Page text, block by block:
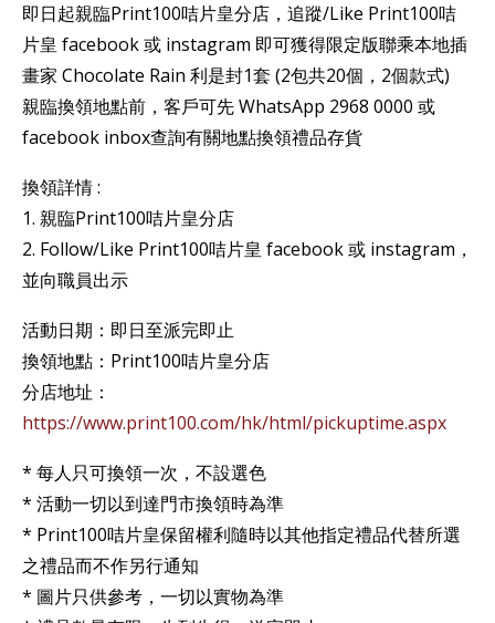
即日起親臨Print100咭片皇分店，追蹤/Like Print100咭
片皇 facebook 或 instagram 即可獲得限定版聯乘本地插
畫家 Chocolate Rain 利是封1套 (2包共20個，2個款式)
親臨換領地點前，客戶可先 WhatsApp 2968 0000 或
facebook inbox查詢有關地點換領禮品存貨
換領詳情 :
1. 親臨Print100咭片皇分店
2. Follow/Like Print100咭片皇 facebook 或 instagram，
並向職員出示
活動日期：即日至派完即止
換領地點：Print100咭片皇分店
分店地址：
https://www.print100.com/hk/html/pickuptime.aspx
* 每人只可換領一次，不設選色
* 活動一切以到達門市換領時為準
* Print100咭片皇保留權利隨時以其他指定禮品代替所選
之禮品而不作另行通知
* 圖片只供參考，一切以實物為準